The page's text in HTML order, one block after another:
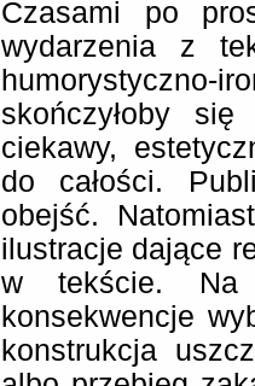
Czasami po
wydarzenia z
humorystyczno-
skończyłoby
ciekawy,
do całości.
obejść.
ilustracje dające
w tekście. Na
konsekwencje
konstrukcja